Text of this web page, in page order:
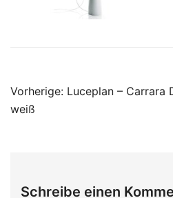
Beitragsnavigation
Vorherige: Luceplan – Carrara
weiß
Schreibe einen